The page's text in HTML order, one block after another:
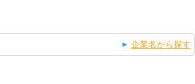
企業名から探す